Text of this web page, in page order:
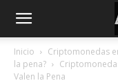
Inicio
Criptomonedas
la pena?
Valen la Pena